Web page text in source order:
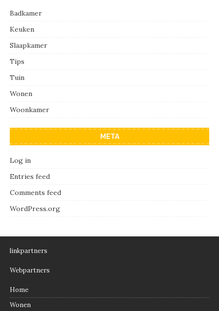
Badkamer
Keuken
Slaapkamer
Tips
Tuin
Wonen
Woonkamer
META
Log in
Entries feed
Comments feed
WordPress.org
linkpartners
Webpartners
Home
Wonen